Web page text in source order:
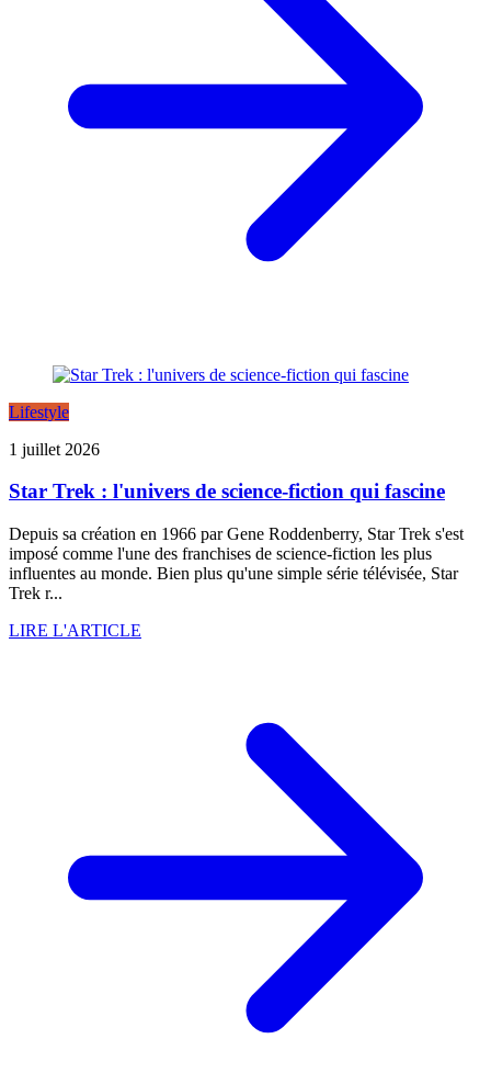
Lifestyle
1 juillet 2026
Star Trek : l'univers de science-fiction qui fascine
Depuis sa création en 1966 par Gene Roddenberry, Star Trek s'est
imposé comme l'une des franchises de science-fiction les plus
influentes au monde. Bien plus qu'une simple série télévisée, Star
Trek r...
LIRE L'ARTICLE